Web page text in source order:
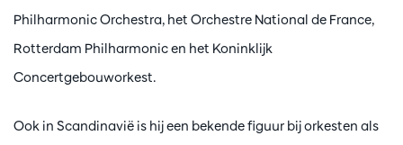
Philharmonic Orchestra, het Orchestre National de France,
Rotterdam Philharmonic en het Koninklijk
Concertgebouworkest.
Ook in Scandinavië is hij een bekende figuur bij orkesten als